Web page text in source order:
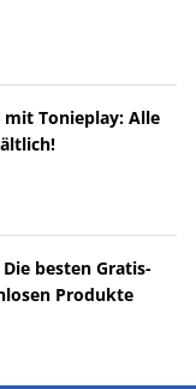
mit Tonieplay: Alle
besten Gratis-
Produkte